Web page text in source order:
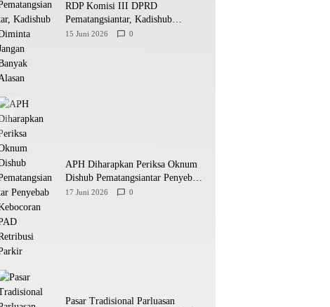
RDP Komisi III DPRD
Pematangsiantar, Kadishub
Diminta Jangan Banyak Alasan
15 Juni 2026 0
APH Diharapkan Periksa Oknum
Dishub Pematangsiantar Penyebab
Kebocoran PAD Retribusi Parkir
17 Juni 2026 0
Pasar Tradisional Parluasan